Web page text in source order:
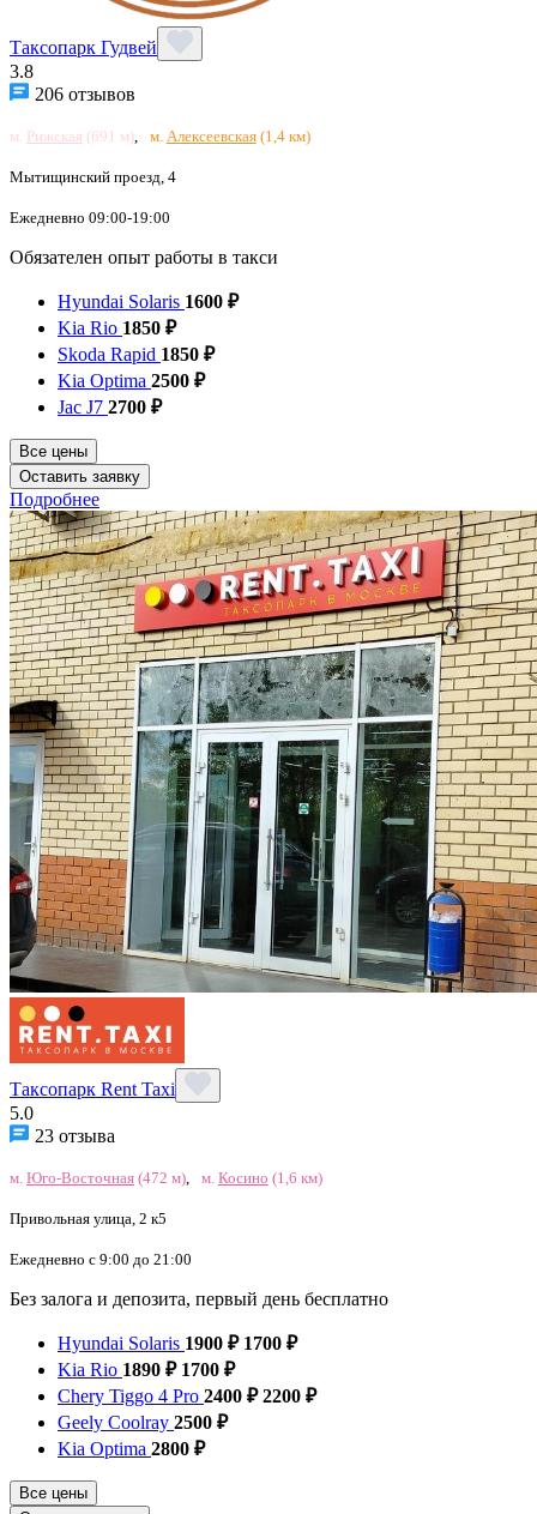
Таксопарк Гудвей
3.8
206 отзывов
м. Рижская (691 м) м. Алексеевская(1,4 км)
Мытищинский проезд, 4
Ежедневно 09:00-19:00
Обязателен опыт работы в такси
Hyundai Solaris 1600 ₽
Kia Rio 1850 ₽
Skoda Rapid 1850 ₽
Kia Optima 2500 ₽
Jac J7 2700 ₽
Все цены
Оставить заявку
Подробнее
Таксопарк Rent Taxi
5.0
23 отзыва
м. Юго-Восточная (472 м) м. Косино (1,6 км)
Привольная улица, 2 к5
Ежедневно с 9:00 до 21:00
Без залога и депозита, первый день бесплатно
Hyundai Solaris 1900 ₽ 1700 ₽
Kia Rio 1890 ₽ 1700 ₽
Chery Tiggo 4 Pro 2400 ₽ 2200 ₽
Geely Coolray 2500 ₽
Kia Optima 2800 ₽
Все цены